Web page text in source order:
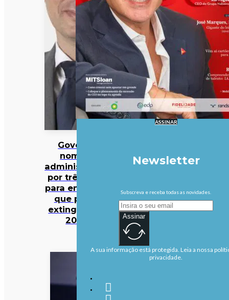
Governo
nomeia
administração
por três anos
para entidade
que prevê
extinguir em
2027
ASSINAR
Newsletter
Subscreva e receba todas as novidades.
Assinar
A sua informação está protegida. Leia a nossa
privacidade.